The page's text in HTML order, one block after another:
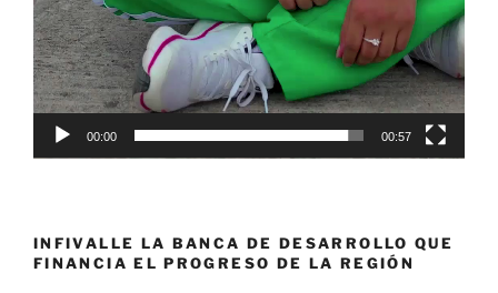
00:00 00:57
INFIVALLE LA BANCA DE DESARROLLO QUE
FINANCIA EL PROGRESO DE LA REGIÓN